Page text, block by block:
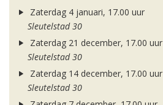
Zaterdag 4 januari, 17.00 uur
Sleutelstad 30
Zaterdag 21 december, 17.00 uur
Sleutelstad 30
Zaterdag 14 december, 17.00 uur
Sleutelstad 30